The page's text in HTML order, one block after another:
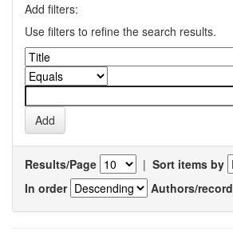
Add filters:
Use filters to refine the search results.
Results/Page | Sort items by
In order
Authors/record